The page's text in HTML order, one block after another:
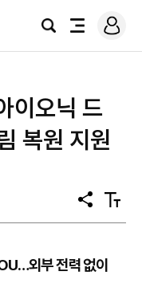
검
전
로
그
이오닉 드
복원 지원
공
유
텍
스
외부 전력 없이